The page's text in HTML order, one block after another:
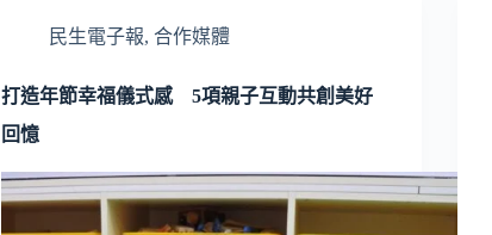
民生電子報,合作媒體
打造年節幸福儀式感 5項親子互動共創美好
回憶